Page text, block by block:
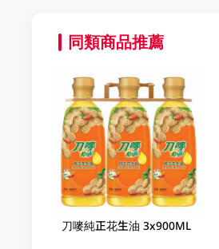
同類商品推薦
刀嘜純正花生油 3x900ML